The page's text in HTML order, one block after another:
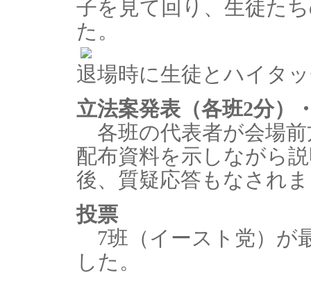
子を見て回り、生徒た
た。
退場時に生徒とハイタ
立法案発表（各班2分）
各班の代表者が会場
配布資料を示しながら
後、質疑応答もなされ
投票
7班（イースト党）が
した。